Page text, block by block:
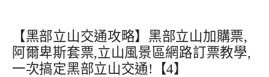
【黑部立山交通攻略】黑部立山加購票,
阿爾卑斯套票,立山風景區網路訂票教學,
一次搞定黑部立山交通!【4】